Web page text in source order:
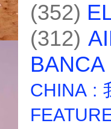
(352)
(312)
CHINA :